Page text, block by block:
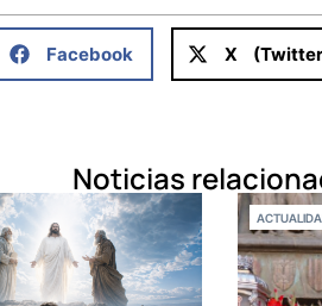
Facebook X
Noticias